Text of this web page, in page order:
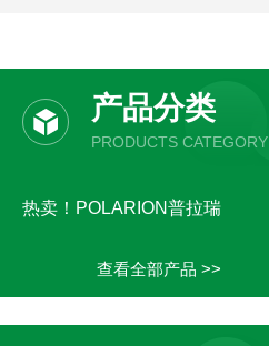
产品分类
PRODUCTS CATEGORY
热卖！POLARION普拉瑞
查看全部产品 >>